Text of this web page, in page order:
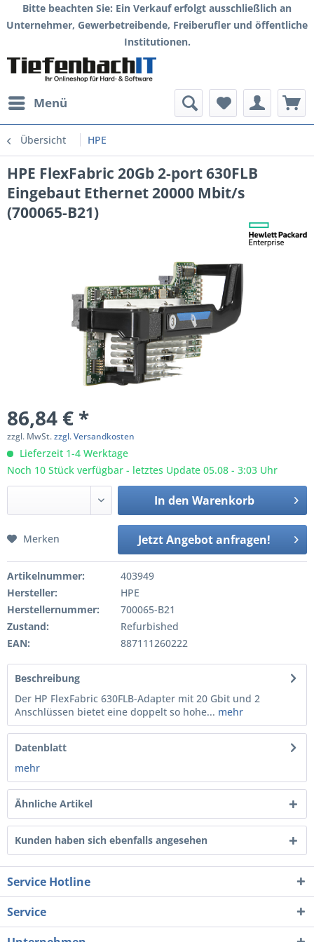
Bitte beachten Sie: Ein Verkauf erfolgt ausschließlich an
Unternehmer, Gewerbetreibende, Freiberufler und öffentliche
Institutionen.
Menü
Übersicht HPE
HPE FlexFabric 20Gb 2-port 630FLB
Eingebaut Ethernet 20000 Mbit/s
(700065-B21)
86,84 € *
zzgl. MwSt.zzgl. Versandkosten
Lieferzeit 1-4 Werktage
Noch 10 Stück verfügbar - letztes Update 05.08 - 3:03 Uhr
In den Warenkorb
Jetzt Angebot anfragen!
Merken
Artikelnummer:
403949
Hersteller:
HPE
Herstellernummer:
700065-B21
Zustand:
Refurbished
EAN:
887111260222
Beschreibung
Der HP FlexFabric 630FLB-Adapter mit 20 Gbit und 2
Anschlüssen bietet eine doppelt so hohe... mehr
Datenblatt
mehr
Ähnliche Artikel
Kunden haben sich ebenfalls angesehen
Service Hotline
Service